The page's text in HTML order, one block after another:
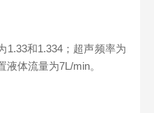
1.33和1.334；超声频率为
体流量为7L/min。